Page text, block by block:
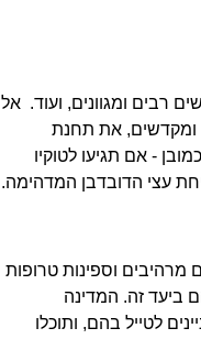
רבים ומגוונים, ועוד. אל
ומקדשים, את תחנת
- אם תגיעו לטוקיו
עצי הדובדבן המדהימה.
מרהיבים וספינות טרופות
ביעד זה. המדינה
לטייל בהם, ותוכלו